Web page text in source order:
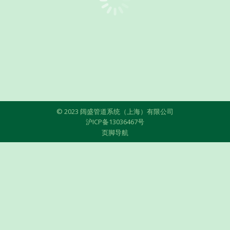
© 2023 阔盛管道系统（上海）有限公司
沪ICP备13036467号
页脚导航